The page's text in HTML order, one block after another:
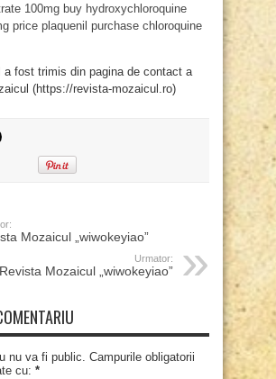
100mg buy hydroxychloroquine
price plaquenil purchase chloroquine
a fost trimis din pagina de contact a
(https://revista-mozaicul.ro)
Mozaicul „wiwokeyiao”
Urmator:
Revista Mozaicul „wiwokeyiao”
nu va fi public. Campurile obligatorii
cu: *